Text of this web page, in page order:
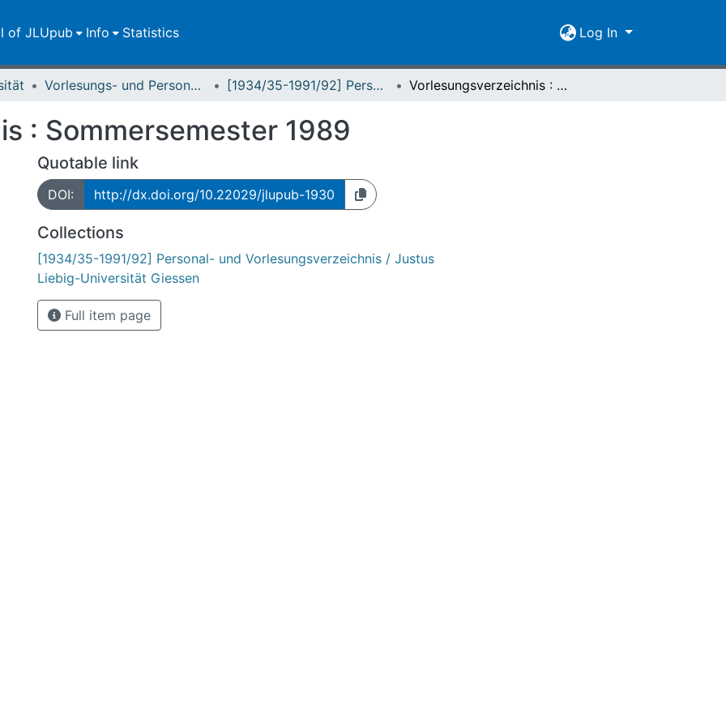
of JLUpub Info Statistics Log In
Vorlesungs- und Personalverzeichnis / Justus-Liebig-Universität Gießen [1934/35-1991/92] Personal- und Vorlesungsverzeichnis / Justus Liebig-Universität Giessen Vorlesungsverzeichnis : Sommersemester 1989
: Sommersemester 1989
Quotable link
DOI: http://dx.doi.org/10.22029/jlupub-1930
Collections
[1934/35-1991/92] Personal- und Vorlesungsverzeichnis / Justus
Liebig-Universität Giessen
Full item page